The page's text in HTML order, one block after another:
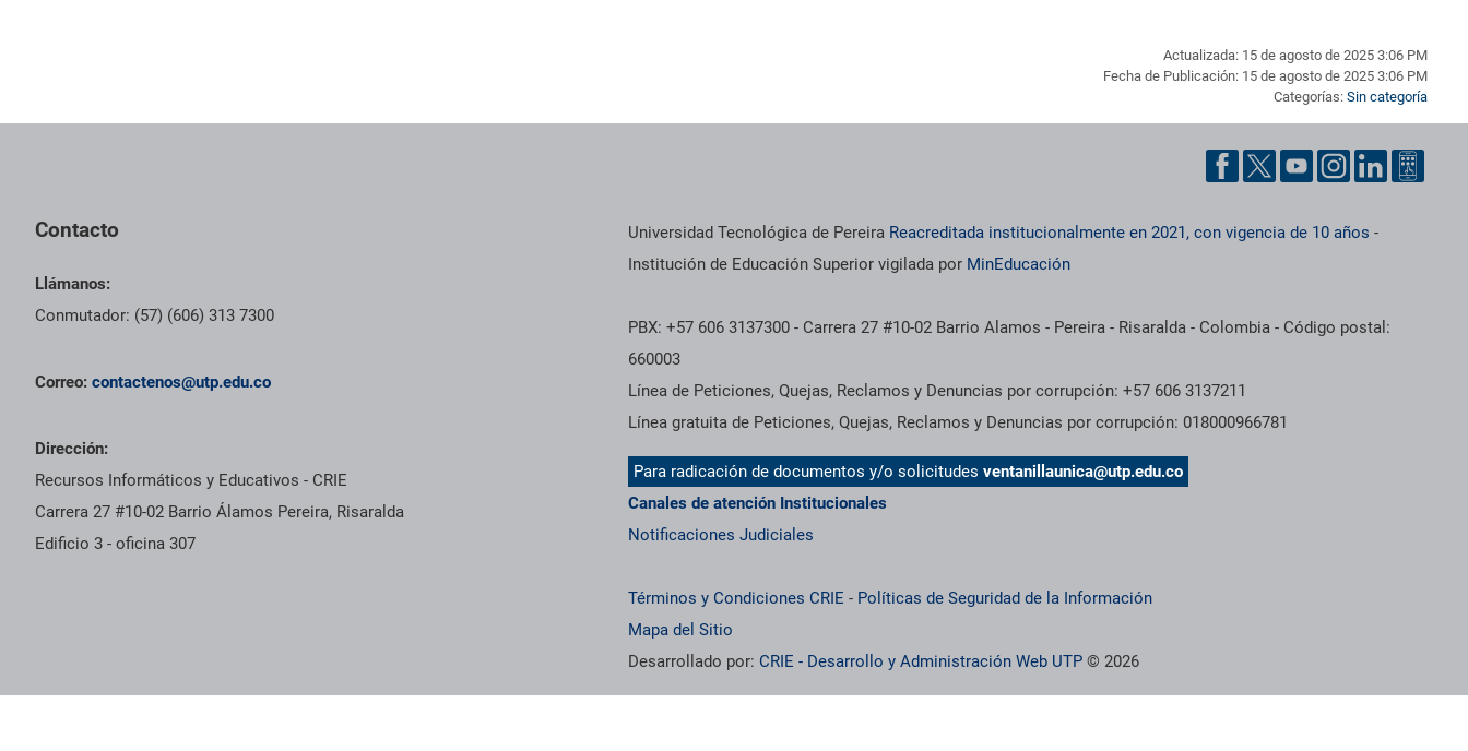
Actualizada: 15 de agosto de 2025 3:06 PM
Fecha de Publicación: 15 de agosto de 2025 3:06 PM
Categorías: Sin categoría
Contacto
Llámanos:
Conmutador: (57) (606) 313 7300
Correo: contactenos@utp.edu.co
Dirección:
Recursos Informáticos y Educativos - CRIE
Carrera 27 #10-02 Barrio Álamos Pereira, Risaralda
Edificio 3 - oficina 307
Información institucional
Universidad Tecnológica de Pereira Reacreditada institucionalmente en 2021, con vigencia de 10 años -
Institución de Educación Superior vigilada por MinEducación
PBX: +57 606 3137300 - Carrera 27 #10-02 Barrio Alamos - Pereira - Risaralda - Colombia - Código postal:
660003
Línea de Peticiones, Quejas, Reclamos y Denuncias por corrupción: +57 606 3137211
Línea gratuita de Peticiones, Quejas, Reclamos y Denuncias por corrupción: 018000966781
Para radicación de documentos y/o solicitudesventanillaunica@utp.edu.co
Canales de atención Institucionales
Notificaciones Judiciales
Términos y Condiciones CRIE - Políticas de Seguridad de la Información
Mapa del Sitio
Desarrollado por:CRIE - Desarrollo y Administración Web UTP © 2026